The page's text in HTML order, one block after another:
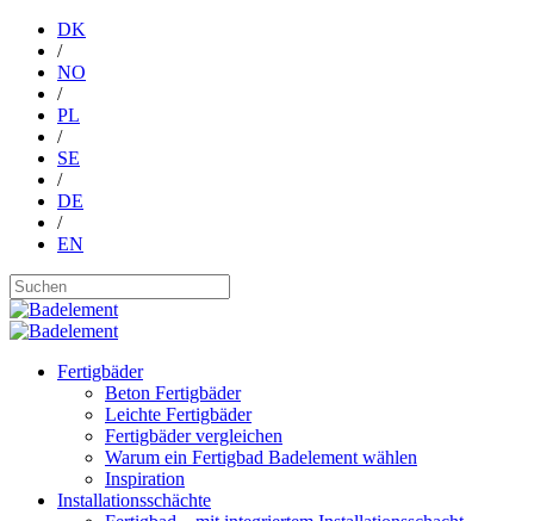
DK
/
NO
/
PL
/
SE
/
DE
/
EN
Fertigbäder
Beton Fertigbäder
Leichte Fertigbäder
Fertigbäder vergleichen
Warum ein Fertigbad Badelement wählen
Inspiration
Installationsschächte